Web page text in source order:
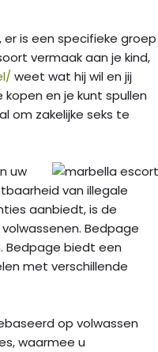
is een specifieke groep
vermaak aan je kind,
weet wat hij wil en jij
en je kunt spullen
om zakelijke seks te
uw
van illegale
aanbiedt, is de
Bedpage
Bedpage biedt een
met verschillende
op volwassen
waarmee u